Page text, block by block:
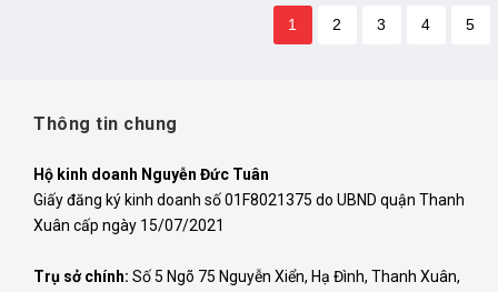
1 2 3 4 5
Thông tin chung
Hộ kinh doanh Nguyễn Đức Tuân
Giấy đăng ký kinh doanh số 01F8021375 do UBND quận Thanh
Xuân cấp ngày 15/07/2021
Trụ sở chính: Số 5 Ngõ 75 Nguyễn Xiển, Hạ Đình, Thanh Xuân,